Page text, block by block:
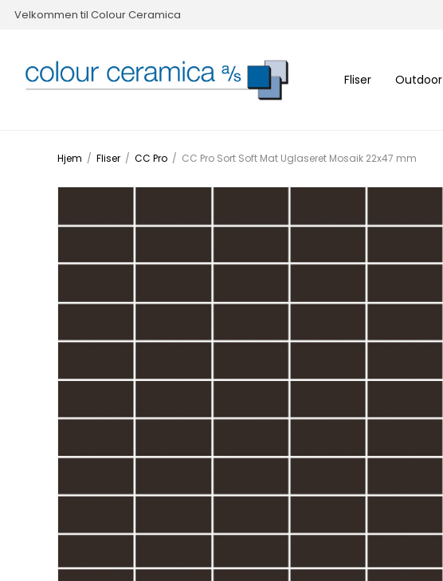
Velkommen til Colour Ceramica
Fliser Outdoor
Hjem / Fliser / CC Pro / CC Pro Sort Soft Mat Uglaseret Mosaik 22x47 mm